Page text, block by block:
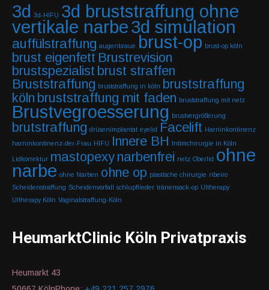
3d 3d-HIFU 3d bruststraffung ohne
vertikale narbe3d simulation
auffülstraffung augenbraue brust-op brust-op köln
brust eigenfett Brustrevision
brustspezialist brust straffen
Bruststraffung bruststraffung in köln bruststraffung
köln bruststraffung mit faden bruststraffung mit netz
Brustvegroesserung brustvergrößerung
brutstraffung drüsenimplantat eyelid Facelift Harninkontinenz
harninkontinenz-der-Frau HIFU Innere BH Intimchirurgie in Köln
Lidkorrektur mastopexy narbenfrei netz Oberlid ohne
narbe ohne Narben ohne op plastische chirurgie ribeiro
Scheidenstraffung Scheidenvorfall schlupflieder tränensack-op Ultherapy
Ultherapy Köln Vaginalstraffung-Köln
HeumarktClinic Köln Privatpraxis
Heumarkt 43